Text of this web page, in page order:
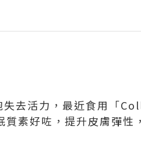
去活力，最近食用「
素好咗，提升皮膚彈性